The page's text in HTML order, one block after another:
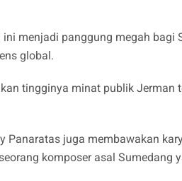
menjadi panggung megah bagi
global.
tingginya minat publik Jerman
juga membawakan
komposer asal Sumedang